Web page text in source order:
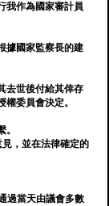
我作為國家審計員
據國家監察長的建
去世後付給其倖存
委員會決定。
，並在法律確定的
過當天由議會多數